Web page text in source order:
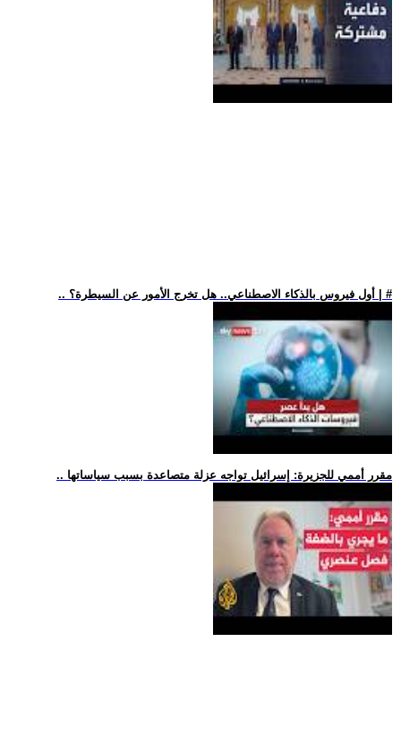
.. أول فيروس بالذكاء الاصطناعي.. هل تخرج الأمور عن السيطرة؟ | #
.. مقرر أممي للجزيرة: إسرائيل تواجه عزلة متصاعدة بسبب سياساتها